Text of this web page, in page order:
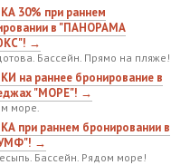
30% при раннем
в "ПАНОРАМА
→
Бассейн. Прямо на пляже!
на раннее бронирование в
"МОРЕ"! →
море.
при раннем бронировании в
→
Бассейн. Рядом море!